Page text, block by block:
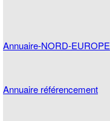
Annuaire-NORD-EUROPE
Annuaire référencement